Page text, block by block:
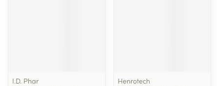
I.D. Phar
Henrotech